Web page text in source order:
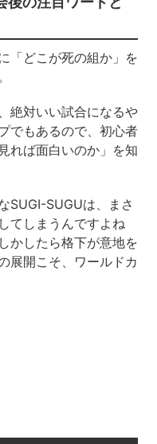
「どこが死の組か」を
絶対いい試合になるや
でもあるので、初心者
れば面白いのか」を知
SUGI-SUGUは、まさ
てしまうんですよね
かしたら格下が意地を
展開こそ、ワールドカ